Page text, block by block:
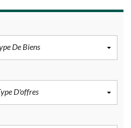
De Biens
D'offres